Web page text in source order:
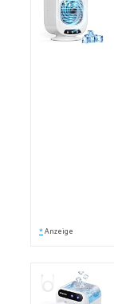
* Anzeige